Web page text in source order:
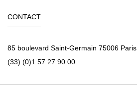
CONTACT
85 boulevard Saint-Germain 75006 Paris
(33) (0)1 57 27 90 00